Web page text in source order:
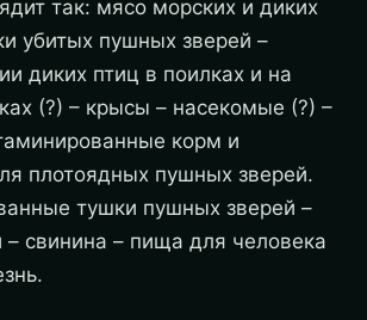
так: мясо морских и диких
убитых пушных зверей –
диких птиц в поилках и на
(?) – крысы – насекомые (?) –
корм и
плотоядных пушных зверей.
тушки пушных зверей –
– свинина – пища для человека